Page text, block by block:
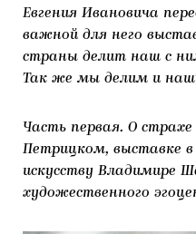
Евгения Ивановича
важной для него
страны делит наш с
Так же мы делим и
Часть первая. О
Петрицком, выставке
искусству Владимире
художественного